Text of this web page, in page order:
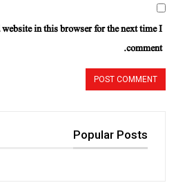
website in this browser for the next time I
comment.
Popular Posts